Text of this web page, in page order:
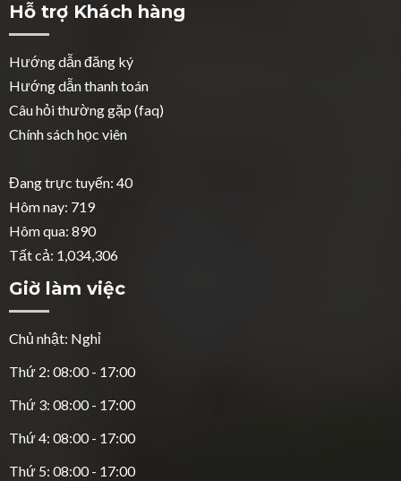
Hỗ trợ Khách hàng
Hướng dẫn đăng ký
Hướng dẫn thanh toán
Câu hỏi thường gặp (faq)
Chính sách học viên
Đang trực tuyến: 40
Hôm nay: 719
Hôm qua: 890
Tất cả: 1,034,306
Giờ làm việc
Chủ nhật: Nghỉ
Thứ 2: 08:00 - 17:00
Thứ 3: 08:00 - 17:00
Thứ 4: 08:00 - 17:00
Thứ 5: 08:00 - 17:00